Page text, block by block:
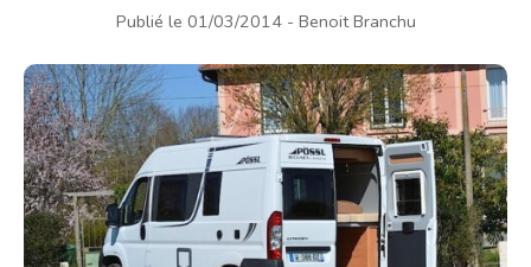
Publié le 01/03/2014 - Benoit Branchu